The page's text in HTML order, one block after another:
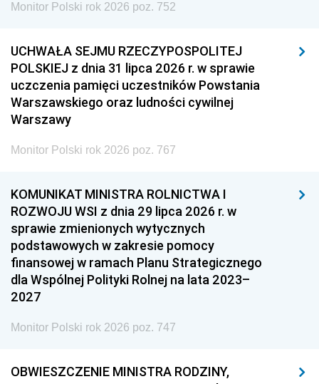
Monitor Polski rok 2026 poz. 752
UCHWAŁA SEJMU RZECZYPOSPOLITEJ
POLSKIEJ z dnia 31 lipca 2026 r. w sprawie
uczczenia pamięci uczestników Powstania
Warszawskiego oraz ludności cywilnej
Warszawy
Monitor Polski rok 2026 poz. 767
KOMUNIKAT MINISTRA ROLNICTWA I
ROZWOJU WSI z dnia 29 lipca 2026 r. w
sprawie zmienionych wytycznych
podstawowych w zakresie pomocy
finansowej w ramach Planu Strategicznego
dla Wspólnej Polityki Rolnej na lata 2023–
2027
Monitor Polski rok 2026 poz. 747
OBWIESZCZENIE MINISTRA RODZINY,